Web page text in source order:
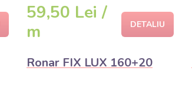
59,50 Lei /
m
DETALIU
Ronar FIX LUX 160+20